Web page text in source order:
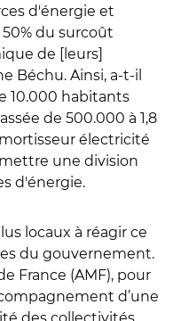
d'énergie et
du surcoût
de [leurs]
Béchu. Ainsi, a-t-il
10.000 habitants
de 500.000 à 1,8
électricité
une division
d'énergie.
locaux à réagir ce
du gouvernement.
France (AMF), pour
d’une